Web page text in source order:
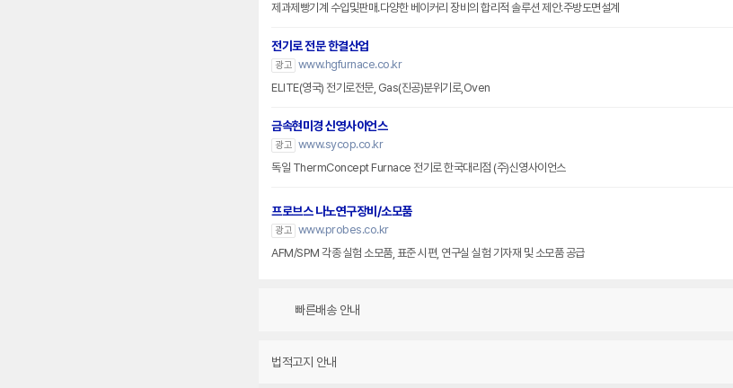
제과제빵기계 수입및판매.다양한 베이커리 장비의 합리적 솔루션 제안.주방도면설계
전기로 전문 한결산업
광고 www.hgfurnace.co.kr
ELITE(영국) 전기로전문, Gas(진공)분위기로,Oven
금속현미경 신영사이언스
광고 www.sycop.co.kr
독일 ThermConcept Furnace 전기로 한국대리점 (주)신영사이언스
프로브스 나노연구장비/소모품
광고 www.probes.co.kr
AFM/SPM 각종 실험 소모품, 표준 시편, 연구실 실험 기자재 및 소모품 공급
빠른배송 안내
법적고지 안내